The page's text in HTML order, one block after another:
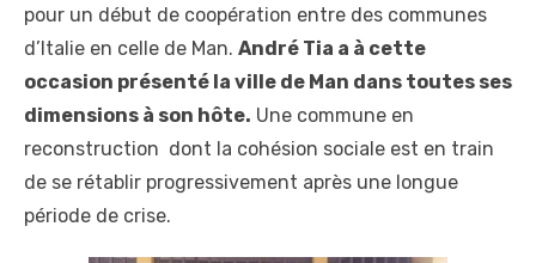
pour un début de coopération entre des communes
d’Italie en celle de Man. André Tia a à cette
occasion présenté la ville de Man dans toutes ses
dimensions à son hôte. Une commune en
reconstruction dont la cohésion sociale est en train
de se rétablir progressivement après une longue
période de crise.